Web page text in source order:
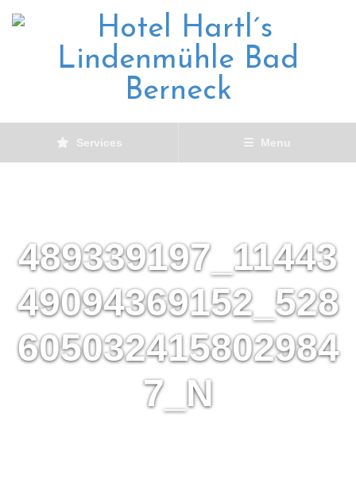
Services Menu
489339197_11443
49094369152_528
605032415802984
7_N